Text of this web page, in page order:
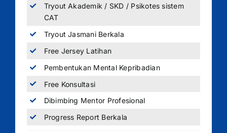
Tryout Akademik / SKD / Psikotes sistem
CAT
Tryout Jasmani Berkala
Free Jersey Latihan
Pembentukan Mental Kepribadian
Free Konsultasi
Dibimbing Mentor Profesional
Progress Report Berkala